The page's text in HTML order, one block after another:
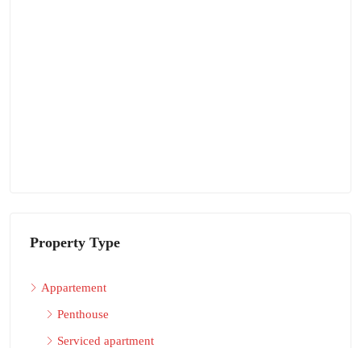
Property Type
Appartement
Penthouse
Serviced apartment